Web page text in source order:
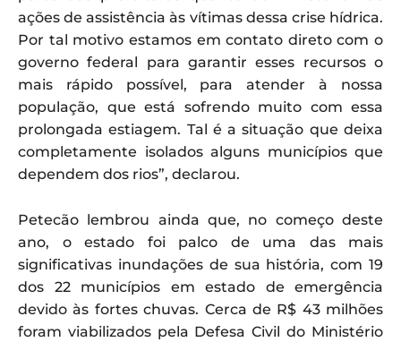
ações de assistência às vítimas dessa crise hídrica.
Por tal motivo estamos em contato direto com o
governo federal para garantir esses recursos o
mais rápido possível, para atender à nossa
população, que está sofrendo muito com essa
prolongada estiagem. Tal é a situação que deixa
completamente isolados alguns municípios que
dependem dos rios”, declarou.
Petecão lembrou ainda que, no começo deste
ano, o estado foi palco de uma das mais
significativas inundações de sua história, com 19
dos 22 municípios em estado de emergência
devido às fortes chuvas. Cerca de R$ 43 milhões
foram viabilizados pela Defesa Civil do Ministério